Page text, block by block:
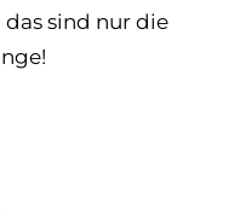
sind nur die